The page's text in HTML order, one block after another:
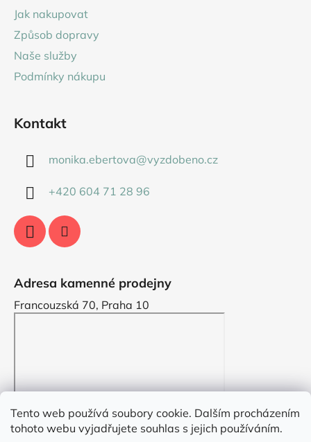
Tento web používá soubory cookie. Dalším procházením
tohoto webu vyjadřujete souhlas s jejich používáním.
Jak nakupovat
Způsob dopravy
Naše služby
Podmínky nákupu
Kontakt
monika.ebertova@vyzdobeno.cz
+420 604 71 28 96
Adresa kamenné prodejny
Francouzská 70, Praha 10